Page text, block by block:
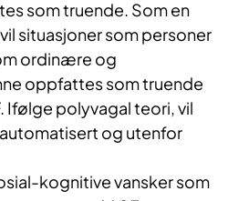
som truende. Som en
situasjoner som personer
ordinære og
oppfattes som truende
Ifølge polyvagal teori, vil
og utenfor
kognitive vansker som